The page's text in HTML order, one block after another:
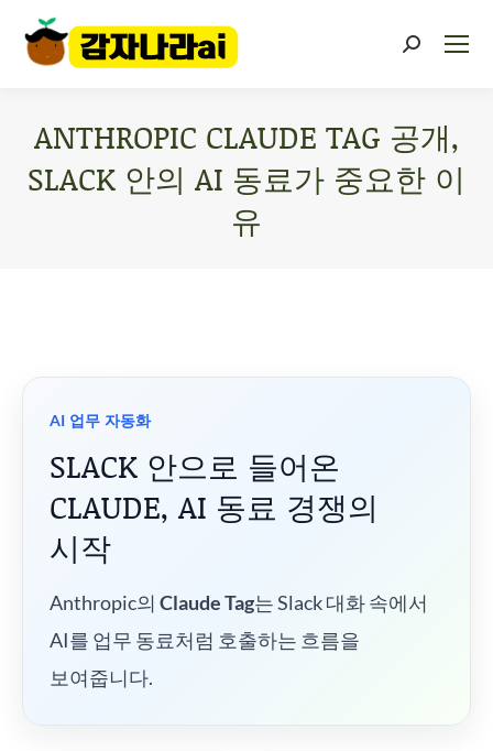
ANTHROPIC CLAUDE TAG 공개,
SLACK 안의 AI 동료가 중요한 이
유
AI 업무 자동화
SLACK 안으로 들어온
CLAUDE, AI 동료 경쟁의
시작
Anthropic의 Claude Tag는 Slack 대화 속에서
AI를 업무 동료처럼 호출하는 흐름을
보여줍니다.